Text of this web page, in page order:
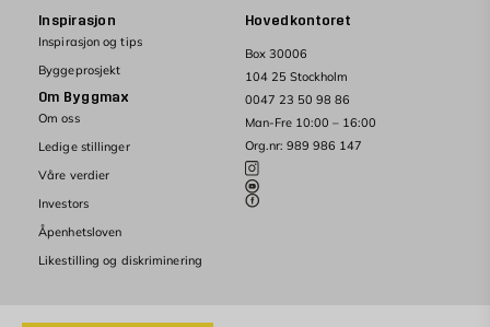
Hovedkontoret
Box 30006
104 25 Stockholm
0047 23 50 98 86
Man-Fre 10:00 – 16:00
Org.nr: 989 986 147
Inspirasjon
Inspirasjon og tips
Byggeprosjekt
Om Byggmax
Om oss
Ledige stillinger
Våre verdier
Investors
Åpenhetsloven
Likestilling og diskriminering